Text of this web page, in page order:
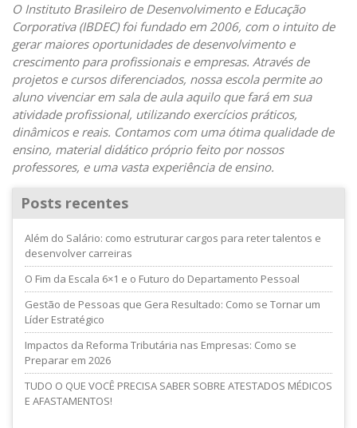
O Instituto Brasileiro de Desenvolvimento e Educação
Corporativa (IBDEC) foi fundado em 2006, com o intuito de
gerar maiores oportunidades de desenvolvimento e
crescimento para profissionais e empresas. Através de
projetos e cursos diferenciados, nossa escola permite ao
aluno vivenciar em sala de aula aquilo que fará em sua
atividade profissional, utilizando exercícios práticos,
dinâmicos e reais. Contamos com uma ótima qualidade de
ensino, material didático próprio feito por nossos
professores, e uma vasta experiência de ensino.
Posts recentes
Além do Salário: como estruturar cargos para reter talentos e
desenvolver carreiras
O Fim da Escala 6×1 e o Futuro do Departamento Pessoal
Gestão de Pessoas que Gera Resultado: Como se Tornar um
Líder Estratégico
Impactos da Reforma Tributária nas Empresas: Como se
Preparar em 2026
TUDO O QUE VOCÊ PRECISA SABER SOBRE ATESTADOS MÉDICOS
E AFASTAMENTOS!